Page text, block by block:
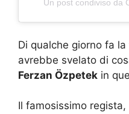
Un post condiviso da
Di qualche giorno fa la
avrebbe svelato di
Ferzan Özpetek in
Il famosissimo